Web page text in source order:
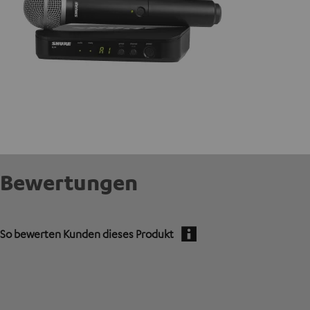
Bewertungen
So bewerten Kunden dieses Produkt